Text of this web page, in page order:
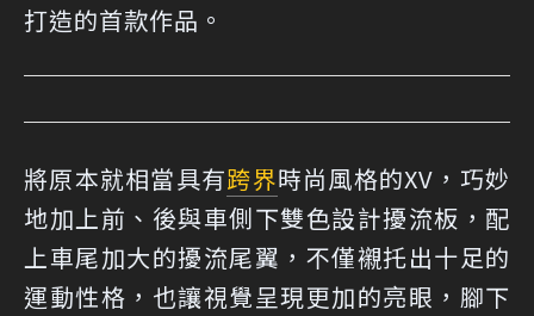
打造的首款作品。
將原本就相當具有跨界時尚風格的XV，巧妙
地加上前、後與車側下雙色設計擾流板，配
上車尾加大的擾流尾翼，不僅襯托出十足的
運動性格，也讓視覺呈現更加的亮眼，腳下